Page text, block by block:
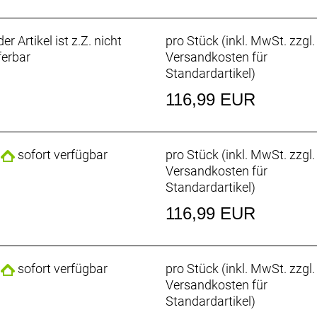
aus Nylon-Composite-Material garantiert eine
2-Loch-SPD-Cleats (2-Loch-Montageplatte separat
Zehenbereich bieten einen sicheren Tritt bei letzten
% Glasfaser / 5 % Carbonfaser / 5 %
Polyurethan / 14 % Polyurethan / 6 % Mesh / 2 %
Artikel ist z.Z. nicht
pro Stück (inkl. MwSt. zzgl.
Versandkosten für
Standardartikel)
116,99 EUR
sofort verfügbar
pro Stück (inkl. MwSt. zzgl.
Versandkosten für
Standardartikel)
116,99 EUR
sofort verfügbar
pro Stück (inkl. MwSt. zzgl.
Versandkosten für
Standardartikel)